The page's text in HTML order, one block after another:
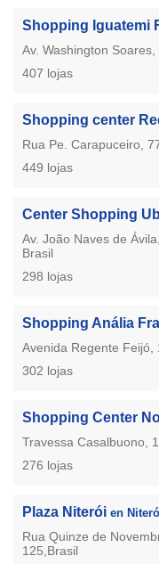
Shopping Iguatemi
Av. Washington
407 lojas
Shopping center
Rua Pe. Carapuceiro,
449 lojas
Center Shopping
Av. João Naves de
Brasil
298 lojas
Shopping Anália
Avenida Regente Feijó,
302 lojas
Shopping Center
Travessa Casalbuono,
276 lojas
Plaza Niterói en
Rua Quinze de
125,Brasil